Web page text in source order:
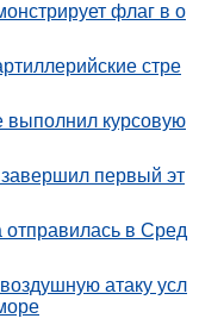
флаг в о
стре
курсовую
первый эт
отправилась в Сред
атаку усл